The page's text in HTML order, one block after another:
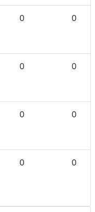
0 0
0 0
0 0
0 0